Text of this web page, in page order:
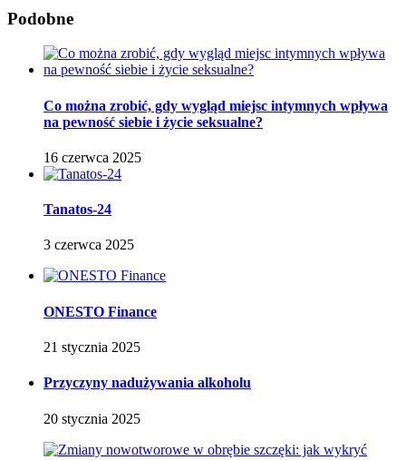
Podobne
Co można zrobić, gdy wygląd miejsc intymnych wpływa
na pewność siebie i życie seksualne?
16 czerwca 2025
Tanatos-24
3 czerwca 2025
ONESTO Finance
21 stycznia 2025
Przyczyny nadużywania alkoholu
20 stycznia 2025